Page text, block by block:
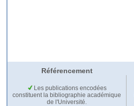
Référencement
Les publications encodées
constituent la bibliographie académique
de l'Université.